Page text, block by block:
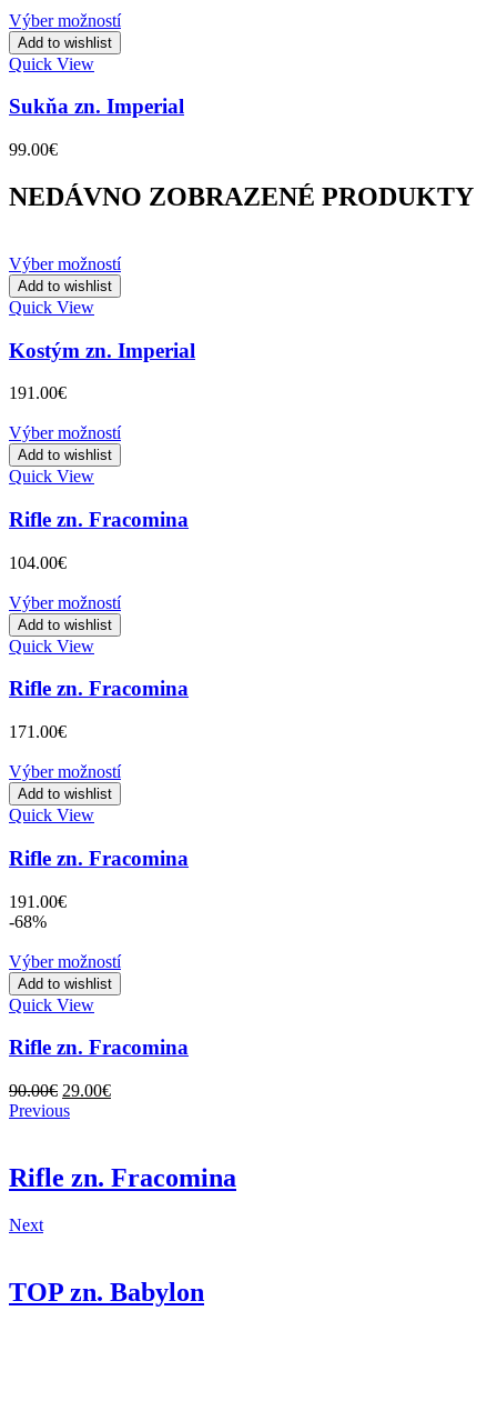
Výber možností
Add to wishlist
Quick View
Sukňa zn. Imperial
99.00€
NEDÁVNO ZOBRAZENÉ PRODUKTY
Výber možností
Add to wishlist
Quick View
Kostým zn. Imperial
191.00€
Výber možností
Add to wishlist
Quick View
Rifle zn. Fracomina
104.00€
Výber možností
Add to wishlist
Quick View
Rifle zn. Fracomina
171.00€
Výber možností
Add to wishlist
Quick View
Rifle zn. Fracomina
191.00€
-68%
Výber možností
Add to wishlist
Quick View
Rifle zn. Fracomina
90.00€ Original
price
29.00€Current
Previous
Rifle zn. Fracomina
Next
TOP zn. Babylon